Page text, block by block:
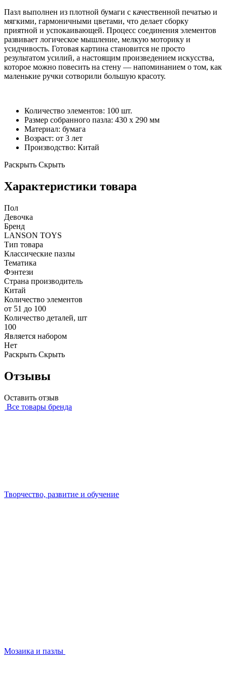
Пазл выполнен из плотной бумаги с качественной печатью и
мягкими, гармоничными цветами, что делает сборку
приятной и успокаивающей. Процесс соединения элементов
развивает логическое мышление, мелкую моторику и
усидчивость. Готовая картина становится не просто
результатом усилий, а настоящим произведением искусства,
которое можно повесить на стену — напоминанием о том, как
маленькие ручки сотворили большую красоту.
Количество элементов: 100 шт.
Размер собранного пазла: 430 x 290 мм
Материал: бумага
Возраст: от 3 лет
Производство: Китай
Раскрыть Скрыть
Характеристики товара
Пол
Девочка
Бренд
LANSON TOYS
Тип товара
Классические пазлы
Тематика
Фэнтези
Страна производитель
Китай
Количество элементов
от 51 до 100
Количество деталей, шт
100
Является набором
Нет
Раскрыть Скрыть
Отзывы
Оставить отзыв
Все товары бренда
Творчество, развитие и обучение
Мозаика и пазлы